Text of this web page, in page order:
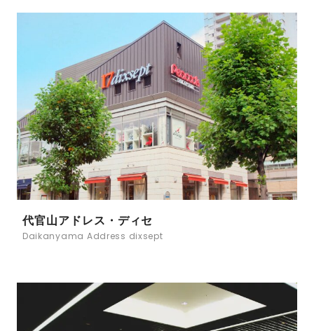
代官山アドレス・ディセ
Daikanyama Address dixsept